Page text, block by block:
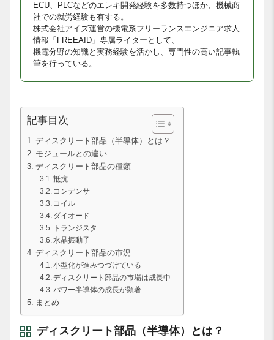
ECU、PLCなどのエレキ開発経験を多数持つほか、機械商
社での就労経験も有する。
株式会社アイズ運営の機電系フリーランスエンジニア求人
情報「FREEAID」専属ライターとして、
機電分野の知識と実務経験を活かし、専門性の高い記事執
筆を行っている。
記事目次
ディスクリート部品（半導体）とは？
モジュールとの違い
ディスクリート部品の種類
抵抗
コンデンサ
コイル
ダイオード
トランジスタ
水晶振動子
ディスクリート部品の市況
小型化が進みつづけている
ディスクリート部品の市場は成長中
パワー半導体の成長が顕著
まとめ
ディスクリート部品（半導体）とは？